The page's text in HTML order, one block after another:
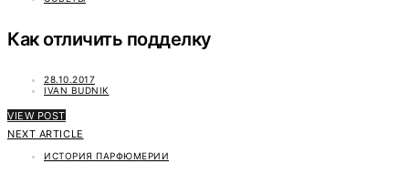
Как отличить подделку
28.10.2017
IVAN BUDNIK
VIEW POST
NEXT ARTICLE
ИСТОРИЯ ПАРФЮМЕРИИ